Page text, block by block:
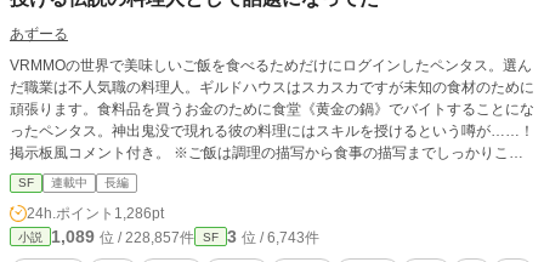
あずーる
VRMMOの世界で美味しいご飯を食べるためだけにログインしたペンタス。選ん
だ職業は不人気職の料理人。ギルドハウスはスカスカですが未知の食材のために
頑張ります。食料品を買うお金のために食堂《黄金の鍋》でバイトすることにな
ったペンタス。神出鬼没で現れる彼の料理にはスキルを授けるという噂が……！
掲示板風コメント付き。 ※ご飯は調理の描写から食事の描写までしっかりこっ
てり書いていますのでそこをお楽しみいただければ幸いです。
SF 連載中 長編
24h.ポイント 1,286pt
小説 1,089 位 / 228,857件 SF 3 位 / 6,743件